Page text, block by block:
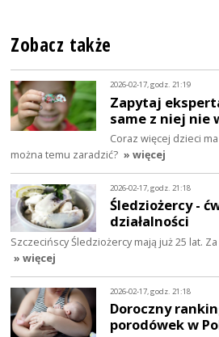
Zobacz także
2026-02-17, godz. 21:19
Zapytaj
same z niej nie
Coraz więcej dzieci
można temu zaradzić? » więcej
2026-02-17, godz. 21:18
Śledziożercy -
działalności
Szczecińscy Śledziożercy mają już 25 lat.
» więcej
2026-02-17, godz. 21:18
Doroczny
porodówek w